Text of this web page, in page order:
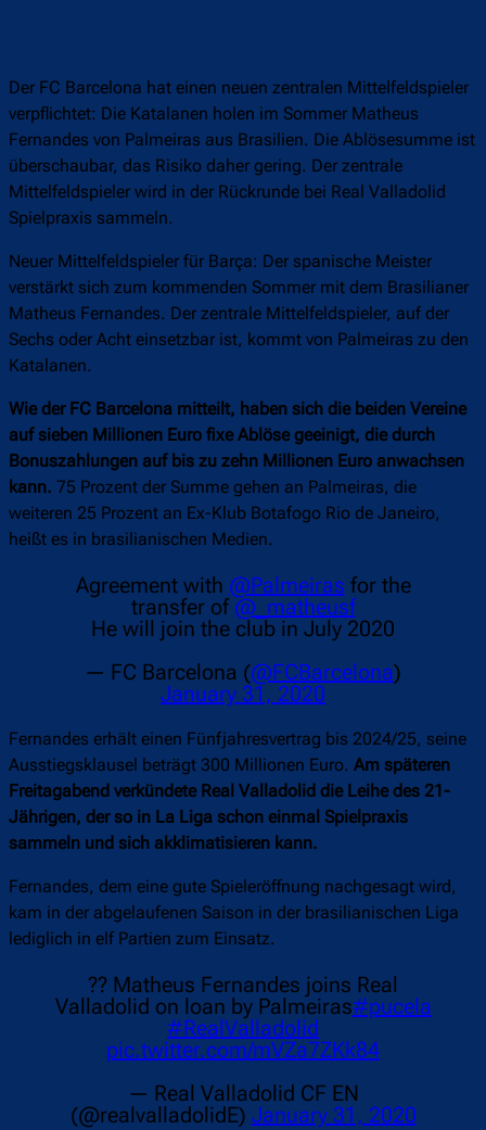
Der FC Barcelona hat einen neuen zentralen Mittelfeldspieler
verpflichtet: Die Katalanen holen im Sommer Matheus
Fernandes von Palmeiras aus Brasilien. Die Ablösesumme ist
überschaubar, das Risiko daher gering. Der zentrale
Mittelfeldspieler wird in der Rückrunde bei Real Valladolid
Spielpraxis sammeln.
Neuer Mittelfeldspieler für Barça: Der spanische Meister
verstärkt sich zum kommenden Sommer mit dem Brasilianer
Matheus Fernandes. Der zentrale Mittelfeldspieler, auf der
Sechs oder Acht einsetzbar ist, kommt von Palmeiras zu den
Katalanen.
Wie der FC Barcelona mitteilt, haben sich die beiden Vereine
auf sieben Millionen Euro fixe Ablöse geeinigt, die durch
Bonuszahlungen auf bis zu zehn Millionen Euro anwachsen
kann. 75 Prozent der Summe gehen an Palmeiras, die
weiteren 25 Prozent an Ex-Klub Botafogo Rio de Janeiro,
heißt es in brasilianischen Medien.
Agreement with @Palmeiras for the
transfer of @_matheusf
He will join the club in July 2020
— FC Barcelona (@FCBarcelona)
January 31, 2020
Fernandes erhält einen Fünfjahresvertrag bis 2024/25, seine
Ausstiegsklausel beträgt 300 Millionen Euro. Am späteren
Freitagabend verkündete Real Valladolid die Leihe des 21-
Jährigen, der so in La Liga schon einmal Spielpraxis
sammeln und sich akklimatisieren kann.
Fernandes, dem eine gute Spieleröffnung nachgesagt wird,
kam in der abgelaufenen Saison in der brasilianischen Liga
lediglich in elf Partien zum Einsatz.
?? Matheus Fernandes joins Real
Valladolid on loan by Palmeiras#pucela
#RealValladolid
pic.twitter.com/mVZa7ZKk84
— Real Valladolid CF EN
(@realvalladolidE) January 31, 2020